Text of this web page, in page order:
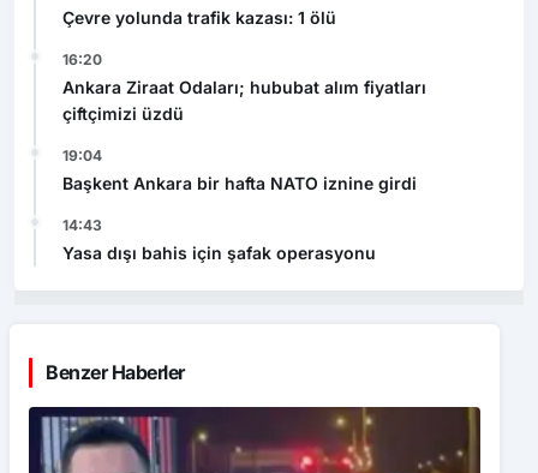
Çevre yolunda trafik kazası: 1 ölü
16:20
Ankara Ziraat Odaları; hububat alım fiyatları
çiftçimizi üzdü
19:04
Başkent Ankara bir hafta NATO iznine girdi
14:43
Yasa dışı bahis için şafak operasyonu
Benzer Haberler